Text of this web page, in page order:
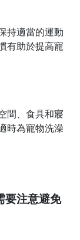
持適當的運動
有助於提高寵
間、食具和寢
時為寵物洗澡
要注意避免